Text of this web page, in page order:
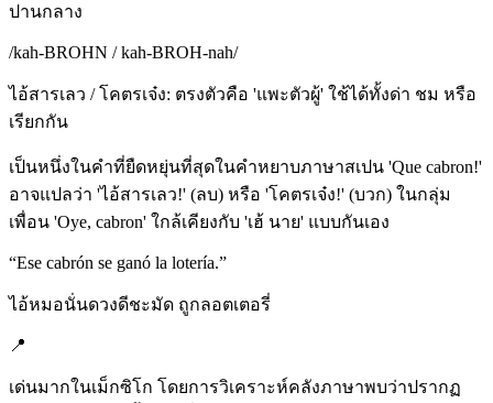
ปานกลาง
/kah-BROHN / kah-BROH-nah/
ไอ้สารเลว / โคตรเจ๋ง: ตรงตัวคือ 'แพะตัวผู้' ใช้ได้ทั้งด่า ชม หรือ
เรียกกัน
เป็นหนึ่งในคำที่ยืดหยุ่นที่สุดในคำหยาบภาษาสเปน 'Que cabron!'
อาจแปลว่า 'ไอ้สารเลว!' (ลบ) หรือ 'โคตรเจ๋ง!' (บวก) ในกลุ่ม
เพื่อน 'Oye, cabron' ใกล้เคียงกับ 'เฮ้ นาย' แบบกันเอง
“Ese cabrón se ganó la lotería.”
ไอ้หมอนั่นดวงดีชะมัด ถูกลอตเตอรี่
📍
เด่นมากในเม็กซิโก โดยการวิเคราะห์คลังภาษาพบว่าปรากฏ